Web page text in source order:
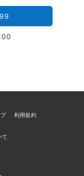
利用規約
て